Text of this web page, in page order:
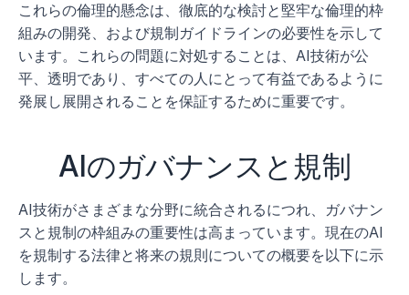
これらの倫理的懸念は、徹底的な検討と堅牢な倫理的枠
組みの開発、および規制ガイドラインの必要性を示して
います。これらの問題に対処することは、AI技術が公
平、透明であり、すべての人にとって有益であるように
発展し展開されることを保証するために重要です。
AIのガバナンスと規制
AI技術がさまざまな分野に統合されるにつれ、ガバナン
スと規制の枠組みの重要性は高まっています。現在のAI
を規制する法律と将来の規則についての概要を以下に示
します。